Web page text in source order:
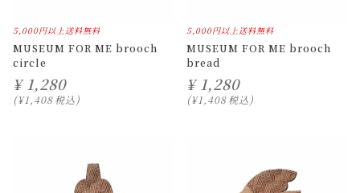
5,000円以上送料無料
MUSEUM FOR ME brooch
circle
¥ 1,280
¥1,408税込
5,000円以上送料無料
MUSEUM FOR ME brooch
bread
¥ 1,280
¥1,408税込